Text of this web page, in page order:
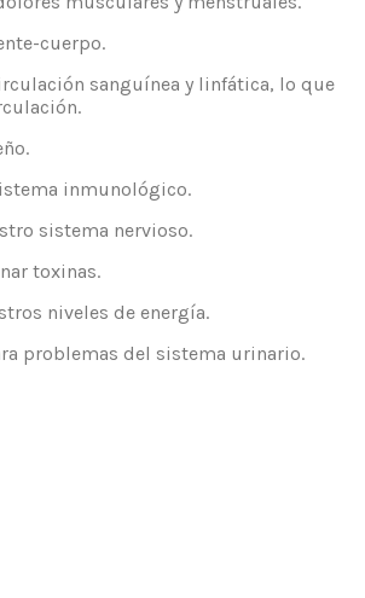
cuerpo.
sanguínea y linfática, lo que
inmunológico.
sistema nervioso.
toxinas.
niveles de energía.
problemas del sistema urinario.